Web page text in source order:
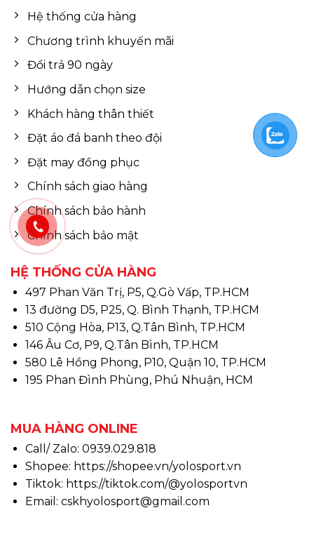
Hệ thống cửa hàng
Chương trình khuyến mãi
Đổi trả 90 ngày
Hướng dẫn chọn size
Khách hàng thân thiết
Đặt áo đá banh theo đội
Đặt may đồng phục
Chính sách giao hàng
Chính sách bảo hành
Chính sách bảo mật
HỆ THỐNG CỬA HÀNG
497 Phan Văn Trị, P5, Q.Gò Vấp, TP.HCM
13 đường D5, P25, Q. Bình Thạnh, TP.HCM
510 Cộng Hòa, P13, Q.Tân Bình, TP.HCM
146 Âu Cơ, P9, Q.Tân Bình, TP.HCM
580 Lê Hồng Phong, P10, Quận 10, TP.HCM
195 Phan Đình Phùng, Phú Nhuận, HCM
MUA HÀNG ONLINE
Call/ Zalo: 0939.029.818
Shopee: https://shopee.vn/yolosport.vn
Tiktok: https://tiktok.com/@yolosportvn
Email: cskhyolosport@gmail.com